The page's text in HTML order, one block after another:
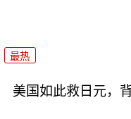
最热
美国如此救日元，